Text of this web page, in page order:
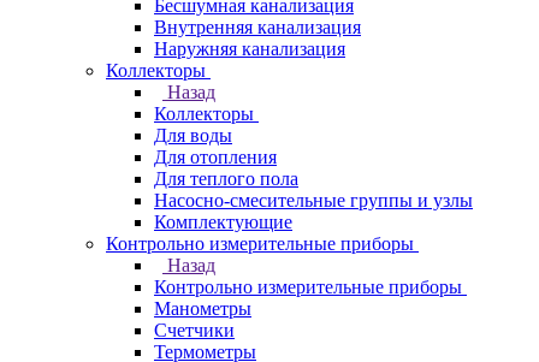
Бесшумная канализация
Внутренняя канализация
Наружняя канализация
Коллекторы
Назад
Коллекторы
Для воды
Для отопления
Для теплого пола
Насосно-смесительные группы и узлы
Комплектующие
Контрольно измерительные приборы
Назад
Контрольно измерительные приборы
Манометры
Счетчики
Термометры